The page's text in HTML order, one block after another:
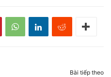
Bài tiếp theo